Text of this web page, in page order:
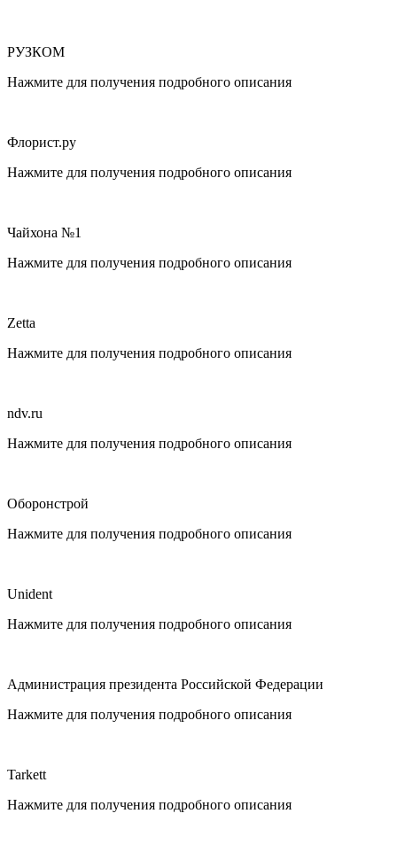
РУЗКОМ
Нажмите для получения подробного описания
Флорист.ру
Нажмите для получения подробного описания
Чайхона №1
Нажмите для получения подробного описания
Zetta
Нажмите для получения подробного описания
ndv.ru
Нажмите для получения подробного описания
Оборонстрой
Нажмите для получения подробного описания
Unident
Нажмите для получения подробного описания
Администрация президента Российской Федерации
Нажмите для получения подробного описания
Tarkett
Нажмите для получения подробного описания